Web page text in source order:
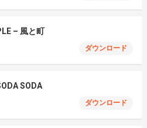
– 風と町
ダウンロード
SODA
ダウンロード